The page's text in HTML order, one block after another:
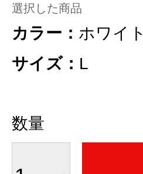
選択した商品
カラー： ホワイト
サイズ： L
数量